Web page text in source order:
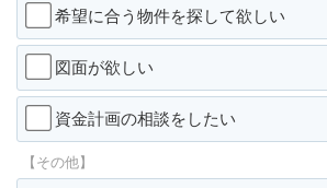
希望に合う物件を探して欲しい
図面が欲しい
資金計画の相談をしたい
【その他】